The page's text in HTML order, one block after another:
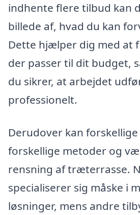
indhente flere tilbud kan
billede af, hvad du kan
Dette hjælper dig med at
der passer til dit budget,
du sikrer, at arbejdet
professionelt.
Derudover kan
forskellige metoder og
rensning af træterrasse.
specialiserer sig måske i
løsninger, mens andre